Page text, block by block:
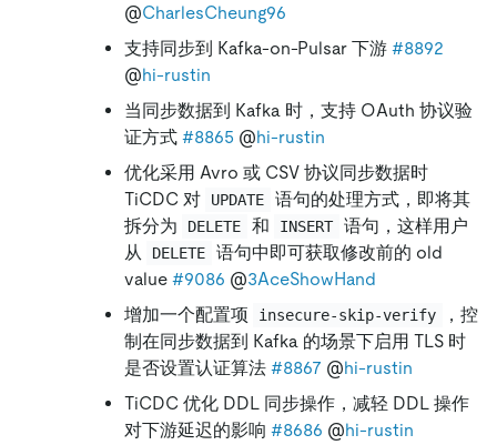
@CharlesCheung96
支持同步到 Kafka-on-Pulsar 下游 #8892
@hi-rustin
当同步数据到 Kafka 时，支持 OAuth 协议验
证方式 #8865 @hi-rustin
优化采用 Avro 或 CSV 协议同步数据时
TiCDC 对
UPDATE
语句的处理方式，即将其
拆分为
DELETE 和 INSERT
语句，这样用户
从
DELETE
语句中即可获取修改前的 old
value #9086 @3AceShowHand
增加一个配置项
insecure-skip-verify
，控
制在同步数据到 Kafka 的场景下启用 TLS 时
是否设置认证算法 #8867 @hi-rustin
TiCDC 优化 DDL 同步操作，减轻 DDL 操作
对下游延迟的影响 #8686 @hi-rustin